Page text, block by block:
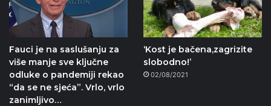
Fauci je na saslušanju za
više manje sve ključne
odluke o pandemiji rekao
“da se ne sjeća”. Vrlo, vrlo
zanimljivo…
‘Kost je bačena,zagrizite
slobodno!’
02/08/2021